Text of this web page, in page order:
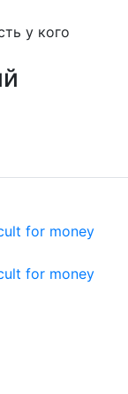
у кого
for money
for money